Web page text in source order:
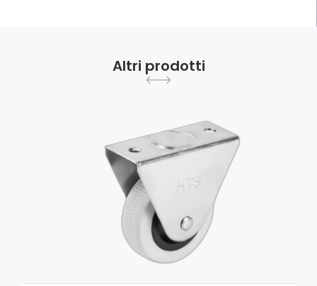
Altri prodotti